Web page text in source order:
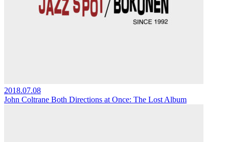
2018.07.08
John Coltrane Both Directions at Once: The Lost Album